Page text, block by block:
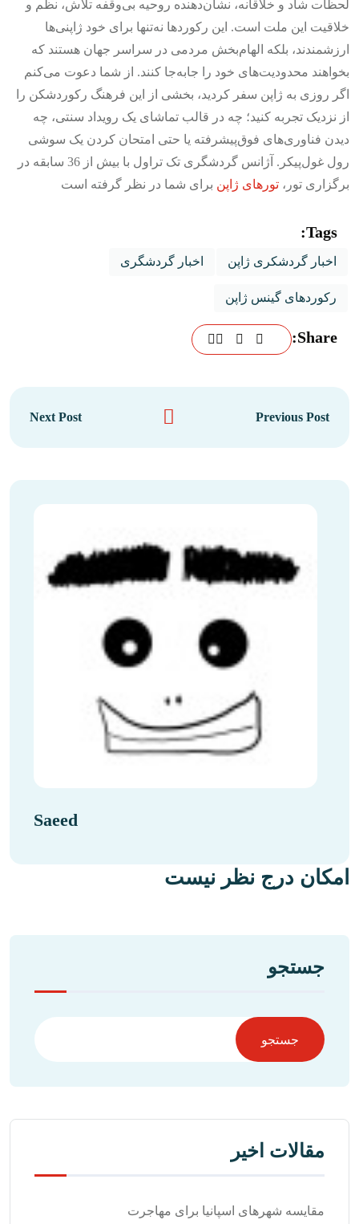
لحظات شاد و خلاقانه، نشان‌دهنده روحیه بی‌وقفه تلاش، نظم و
خلاقیت این ملت است. این رکوردها نه‌تنها برای خود ژاپنی‌ها
ارزشمندند، بلکه الهام‌بخش مردمی در سراسر جهان هستند که
بخواهند محدودیت‌های خود را جابه‌جا کنند.از شما دعوت می‌کنم
اگر روزی به ژاپن سفر کردید، بخشی از این فرهنگ رکوردشکن را
از نزدیک تجربه کنید؛ چه در قالب تماشای یک رویداد سنتی، چه
دیدن فناوری‌های فوق‌پیشرفته یا حتی امتحان کردن یک سوشی
رول غول‌پیکر. آژانس گردشگری تک تراول با بیش از 36 سابقه در
برگزاری تور، تورهای ژاپنبرای شما در نظر گرفته است
Tags:
اخبار گردشکری ژاپن اخبار گردشگری
رکوردهای گینس ژاپن
Share:
Previous Post
Next Post
Saeed
امکان درج نظر نیست
جستجو
جستجو
مقالات اخیر
مقایسه شهرهای اسپانیا برای مهاجرت